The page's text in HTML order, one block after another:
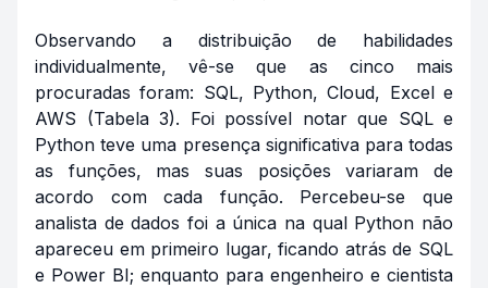
Observando a distribuição de habilidades
individualmente, vê-se que as cinco mais
procuradas foram: SQL, Python, Cloud, Excel e
AWS (Tabela 3). Foi possível notar que SQL e
Python teve uma presença significativa para todas
as funções, mas suas posições variaram de
acordo com cada função. Percebeu-se que
analista de dados foi a única na qual Python não
apareceu em primeiro lugar, ficando atrás de SQL
e Power BI; enquanto para engenheiro e cientista